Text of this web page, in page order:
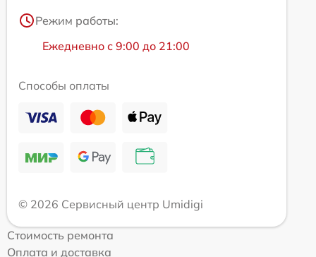
Режим работы:
Ежедневно с 9:00 до 21:00
Способы оплаты
© 2026 Сервисный центр Umidigi
Стоимость ремонта
Оплата и доставка